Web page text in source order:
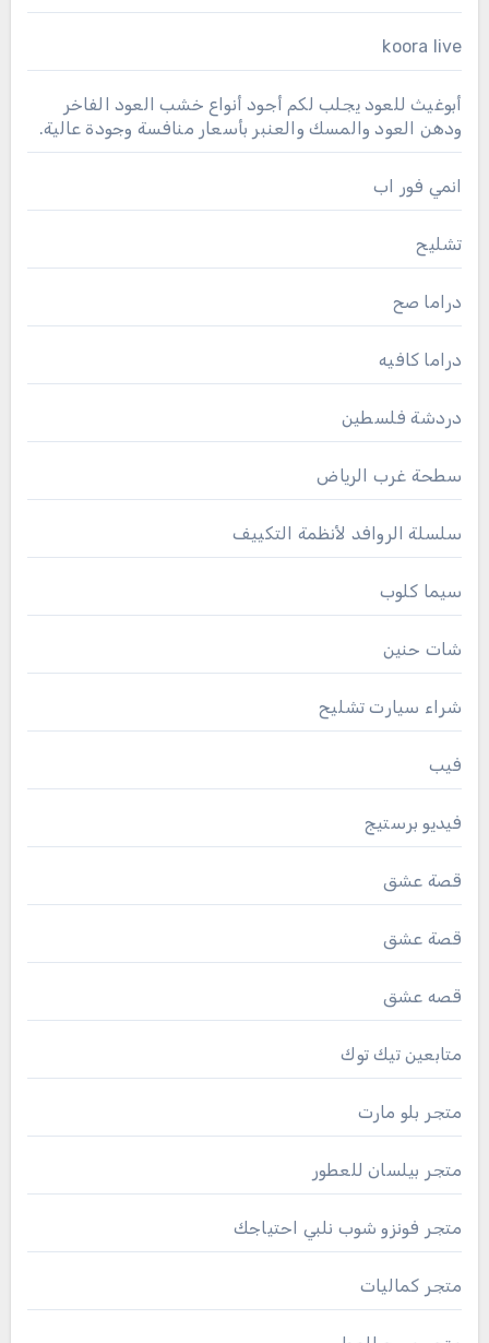
koora live
أبوغيث للعود يجلب لكم أجود أنواع خشب العود الفاخر
ودهن العود والمسك والعنبر بأسعار منافسة وجودة عالية.
انمي فور اب
تشليح
دراما صح
دراما كافيه
دردشة فلسطين
سطحة غرب الرياض
سلسلة الروافد لأنظمة التكييف
سيما كلوب
شات حنين
شراء سيارت تشليح
فيب
فيديو برستيج
قصة عشق
قصة عشق
قصه عشق
متابعين تيك توك
متجر بلو مارت
متجر بيلسان للعطور
متجر فونزو شوب نلبي احتياجك
متجر كماليات